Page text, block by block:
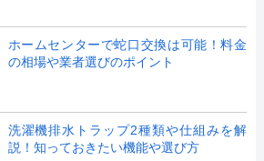
ホームセンターで蛇口交換は可能！料金
の相場や業者選びのポイント
洗濯機排水トラップ2種類や仕組みを解
説！知っておきたい機能や選び方